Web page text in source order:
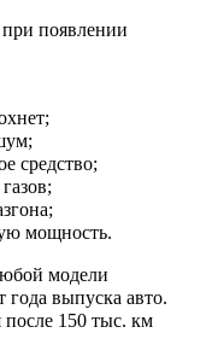
появлении
средство;
мощность.
модели
года выпуска авто.
после 150 тыс. км